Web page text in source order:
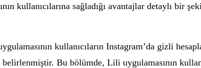
kullanıcılarına sağladığı avantajlar detaylı bir
kullanıcıların Instagram’da gizli
Bu bölümde, Lili uygulamasının